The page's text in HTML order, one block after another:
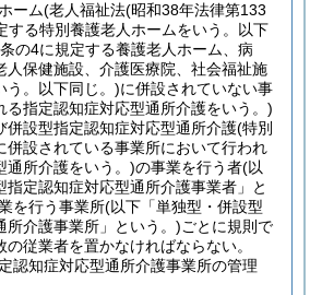
ーム(老人福祉法(昭和38年法律第133
する特別養護老人ホームをいう。以下
条の4に規定する養護老人ホーム、病
人保健施設、介護医療院、社会福祉施
う。以下同じ。)に併設されていない事
る指定認知症対応型通所介護をいう。)
併設型指定認知症対応型通所介護(特別
併設されている事業所において行われ
通所介護をいう。)の事業を行う者(以
指定認知症対応型通所介護事業者」と
を行う事業所(以下「単独型・併設型
所介護事業所」という。)ごとに規則で
従業者を置かなければならない。
認知症対応型通所介護事業所の管理